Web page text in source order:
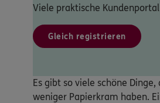
Viele praktische
Gleich registrieren
Es gibt so viele schöne
weniger Papierkram haben.